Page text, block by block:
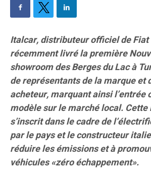
Italcar, distributeur officiel de Fiat
récemment livré la première
showroom des Berges du Lac à
de représentants de la marque et
acheteur, marquant ainsi l’entrée
modèle sur le marché local.
s’inscrit dans le cadre de
par le pays et le constructeur
réduire les émissions et à
véhicules «zéro échappement».